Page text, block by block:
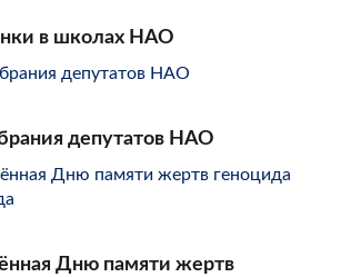
в школах НАО
депутатов НАО
Дню памяти жертв